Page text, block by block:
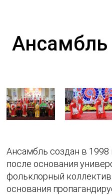
Ансамбль
Ансамбль создан в
после основания
фольклорный
основания